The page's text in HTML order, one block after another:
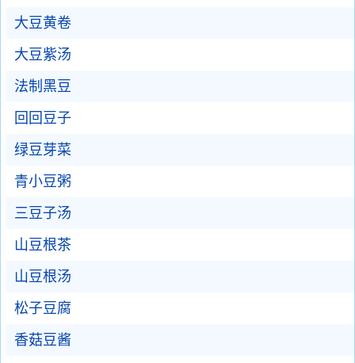
大豆黄卷
大豆紫汤
法制黑豆
回回豆子
绿豆芽菜
青小豆粥
三豆子汤
山豆根茶
山豆根汤
松子豆腐
香菇豆酱